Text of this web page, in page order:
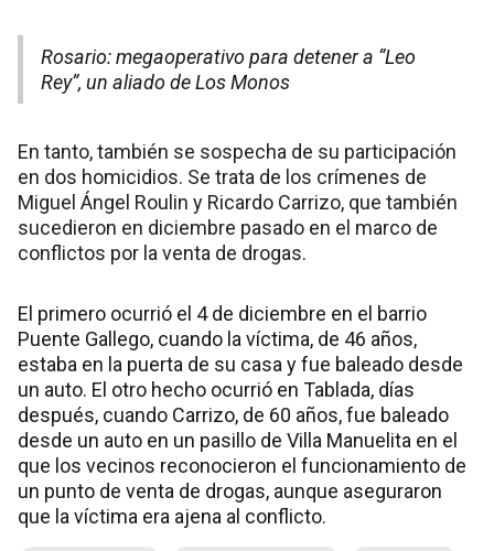
Rosario: megaoperativo para detener a “Leo
Rey”, un aliado de Los Monos
En tanto, también se sospecha de su participación
en dos homicidios. Se trata de los crímenes de
Miguel Ángel Roulin y Ricardo Carrizo, que también
sucedieron en diciembre pasado en el marco de
conflictos por la venta de drogas.
El primero ocurrió el 4 de diciembre en el barrio
Puente Gallego, cuando la víctima, de 46 años,
estaba en la puerta de su casa y fue baleado desde
un auto. El otro hecho ocurrió en Tablada, días
después, cuando Carrizo, de 60 años, fue baleado
desde un auto en un pasillo de Villa Manuelita en el
que los vecinos reconocieron el funcionamiento de
un punto de venta de drogas, aunque aseguraron
que la víctima era ajena al conflicto.